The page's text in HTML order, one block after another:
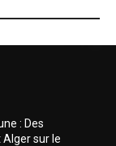
: Des
sur le